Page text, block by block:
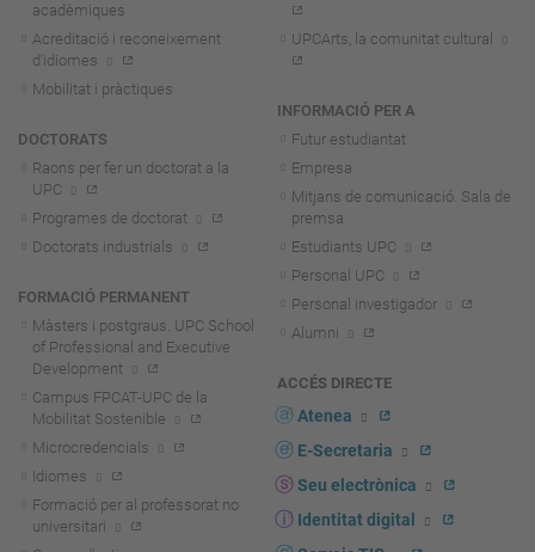
acadèmiques
Acreditació i reconeixement
d'idiomes
Mobilitat i pràctiques
DOCTORATS
Raons per fer un doctorat a la
UPC
Programes de doctorat
Doctorats industrials
FORMACIÓ PERMANENT
Màsters i postgraus. UPC School
of Professional and Executive
Development
Campus FPCAT-UPC de la
Mobilitat Sostenible
Microcredencials
Idiomes
Formació per al professorat no
universitari
UPCArts, la comunitat cultural
INFORMACIÓ PER A
Futur estudiantat
Empresa
Mitjans de comunicació. Sala de
premsa
Estudiants UPC
Personal UPC
Personal investigador
Alumni
ACCÉS DIRECTE
Atenea
E-Secretaria
Seu electrònica
Identitat digital